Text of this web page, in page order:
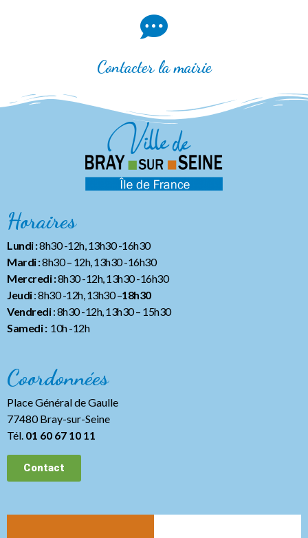
Contacter la mairie
Horaires
Lundi :8h30 -12h, 13h30 -16h30
Mardi :8h30 – 12h, 13h30 -16h30
Mercredi :8h30 -12h, 13h30 -16h30
Jeudi: 8h30 -12h, 13h30 –18h30
Vendredi: 8h30 -12h, 13h30– 15h30
Samedi :10h -12h
Coordonnées
Place Général de Gaulle
77480 Bray-sur-Seine
Tél. 01 60 67 10 11
Contact